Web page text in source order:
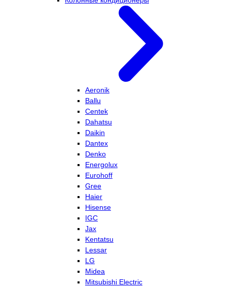
Aeronik
Ballu
Centek
Dahatsu
Daikin
Dantex
Denko
Energolux
Eurohoff
Gree
Haier
Hisense
IGC
Jax
Kentatsu
Lessar
LG
Midea
Mitsubishi Electric